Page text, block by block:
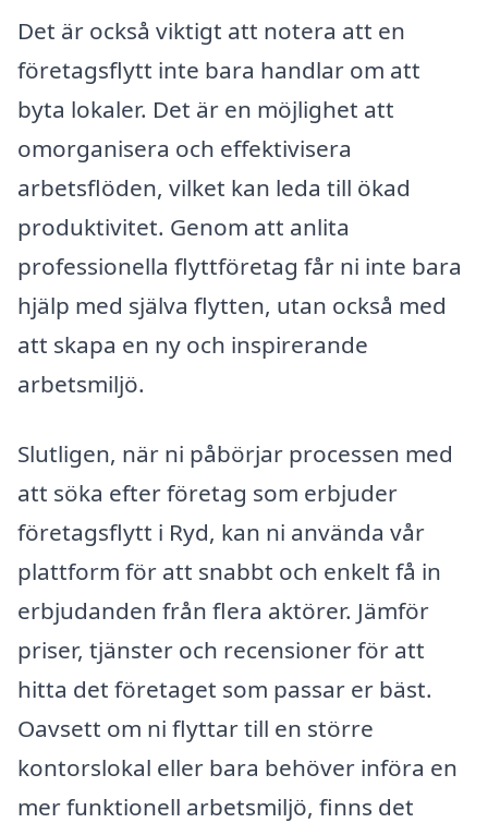
Det är också viktigt att notera att en
företagsflytt inte bara handlar om att
byta lokaler. Det är en möjlighet att
omorganisera och effektivisera
arbetsflöden, vilket kan leda till ökad
produktivitet. Genom att anlita
professionella flyttföretag får ni inte bara
hjälp med själva flytten, utan också med
att skapa en ny och inspirerande
arbetsmiljö.
Slutligen, när ni påbörjar processen med
att söka efter företag som erbjuder
företagsflytt i Ryd, kan ni använda vår
plattform för att snabbt och enkelt få in
erbjudanden från flera aktörer. Jämför
priser, tjänster och recensioner för att
hitta det företaget som passar er bäst.
Oavsett om ni flyttar till en större
kontorslokal eller bara behöver införa en
mer funktionell arbetsmiljö, finns det